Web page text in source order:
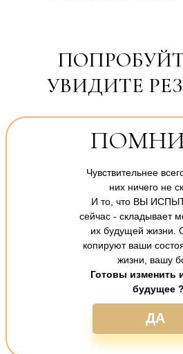
УВИДИТЕ
Чувствительнее
них ничего не
И то, что ВЫ
сейчас - складывает
их будущей жизни.
копируют ваши
жизни, вашу
Готовы изменить
будущее ?
ДА